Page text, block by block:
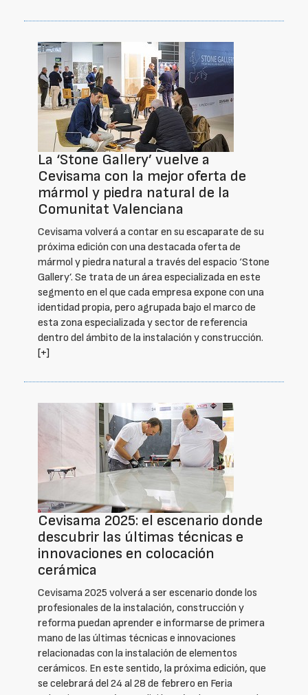
La ‘Stone Gallery’ vuelve a
Cevisama con la mejor oferta de
mármol y piedra natural de la
Comunitat Valenciana
Cevisama volverá a contar en su escaparate de su
próxima edición con una destacada oferta de
mármol y piedra natural a través del espacio ‘Stone
Gallery’. Se trata de un área especializada en este
segmento en el que cada empresa expone con una
identidad propia, pero agrupada bajo el marco de
esta zona especializada y sector de referencia
dentro del ámbito de la instalación y construcción.
[+]
Cevisama 2025: el escenario donde
descubrir las últimas técnicas e
innovaciones en colocación
cerámica
Cevisama 2025 volverá a ser escenario donde los
profesionales de la instalación, construcción y
reforma puedan aprender e informarse de primera
mano de las últimas técnicas e innovaciones
relacionadas con la instalación de elementos
cerámicos. En este sentido, la próxima edición, que
se celebrará del 24 al 28 de febrero en Feria